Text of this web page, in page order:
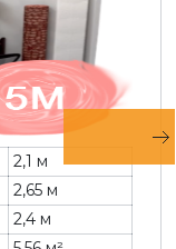
2,1 м
2,65 м
2,4 м